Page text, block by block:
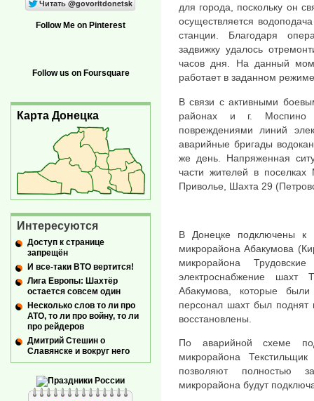
для города, поскольку он
осуществляется
станции. Благодаря
задвижку удалось
часов дня. На данный
работает в заданном
В связи с активными
районах и г. Моспино
повреждениями линий
аварийные бригады
же день. Напряженная
части жителей в
Приволье, Шахта 29
В Донецке подключены к
микрорайона Абакумова
микрорайона
электроснабжение шахт
Абакумова, которые
персонал шахт был поднят
восстановлены.
По аварийной схеме
микрорайона
позволяют полностью
микрорайона будут
Follow Me on Pinterest
Follow us on Foursquare
Карта Донецка
Интересуются
Доступ к странице
запрещён
И все-таки ВТО вертится!
Лига Европы: Шахтёр
остается совсем один
Несколько слов то ли про
АТО, то ли про войну, то ли
про рейдеров
Дмитрий Стешин о
Славянске и вокруг него